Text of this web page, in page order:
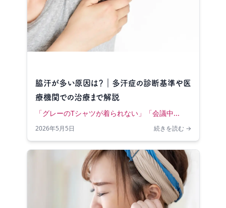
脇汗が多い原因は？｜多汗症の診断基準や医
療機関での治療まで解説
「グレーのTシャツが着られない」「会議中...
2026年5月5日 続きを読む →